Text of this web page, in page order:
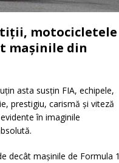
motocicletele
mașinile din
asta susțin FIA, echipele,
prestigiu, carismă și viteză
în imaginile
decât mașinile de Formula 1